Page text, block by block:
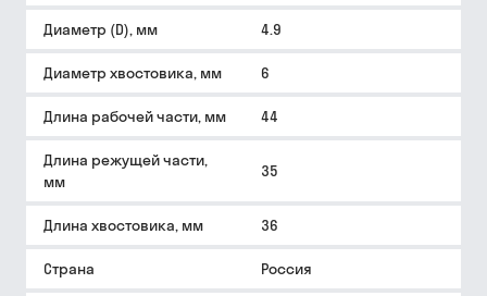
Диаметр (D), мм 4.9
Диаметр хвостовика, мм 6
Длина рабочей части, мм 44
Длина режущей части,
мм
35
Длина хвостовика, мм 36
Страна Россия